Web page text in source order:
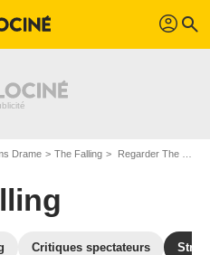
profil search
Drame The Falling Regarder The Falling en SVOD
Critiques spectateurs